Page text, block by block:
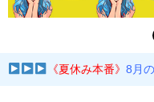
《夏休み本番》8月